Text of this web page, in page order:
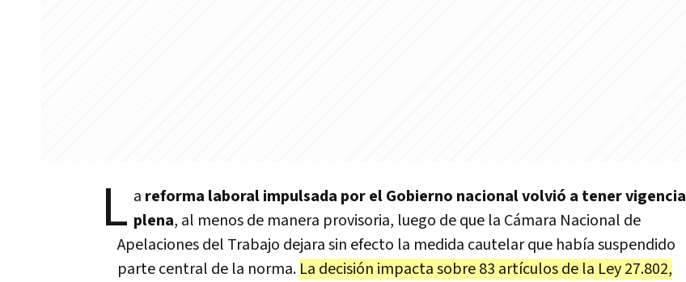
L a reforma laboral impulsada por el Gobierno nacional volvió a tener vigencia
plena, al menos de manera provisoria, luego de que la Cámara Nacional de
Apelaciones del Trabajo dejara sin efecto la medida cautelar que había suspendido
parte central de la norma. La decisión impacta sobre 83 artículos de la Ley 27.802,